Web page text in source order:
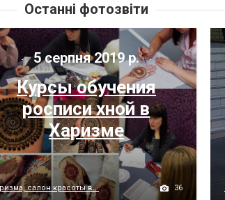
Останні фотозвіти
5 серпня 2019 р.
Курсы обучения
росписи хной в
Харизме
салон красоты в... 36